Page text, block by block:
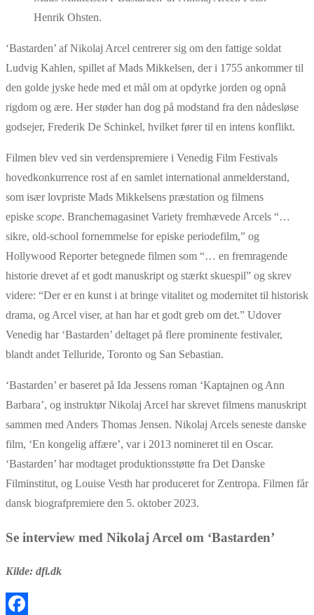
Henrik Ohsten.
‘Bastarden’ af Nikolaj Arcel centrerer sig om den fattige soldat
Ludvig Kahlen, spillet af Mads Mikkelsen, der i 1755 ankommer til
den golde jyske hede med et mål om at opdyrke jorden og opnå
rigdom og ære. Her støder han dog på modstand fra den nådesløse
godsejer, Frederik De Schinkel, hvilket fører til en intens konflikt.
Filmen blev ved sin verdenspremiere i Venedig Film Festivals
hovedkonkurrence rost af en samlet international anmelderstand,
som især lovpriste Mads Mikkelsens præstation og filmens
episke scope. Branchemagasinet Variety fremhævede Arcels “…
sikre, old-school fornemmelse for episke periodefilm,” og
Hollywood Reporter betegnede filmen som “… en fremragende
historie drevet af et godt manuskript og stærkt skuespil” og skrev
videre: “Der er en kunst i at bringe vitalitet og modernitet til historisk
drama, og Arcel viser, at han har et godt greb om det.” Udover
Venedig har ‘Bastarden’ deltaget på flere prominente festivaler,
blandt andet Telluride, Toronto og San Sebastian.
‘Bastarden’ er baseret på Ida Jessens roman ‘Kaptajnen og Ann
Barbara’, og instruktør Nikolaj Arcel har skrevet filmens manuskript
sammen med Anders Thomas Jensen. Nikolaj Arcels seneste danske
film, ‘En kongelig affære’, var i 2013 nomineret til en Oscar.
‘Bastarden’ har modtaget produktionsstøtte fra Det Danske
Filminstitut, og Louise Vesth har produceret for Zentropa. Filmen får
dansk biografpremiere den 5. oktober 2023.
Se interview med Nikolaj Arcel om ‘Bastarden’
Kilde: dfi.dk